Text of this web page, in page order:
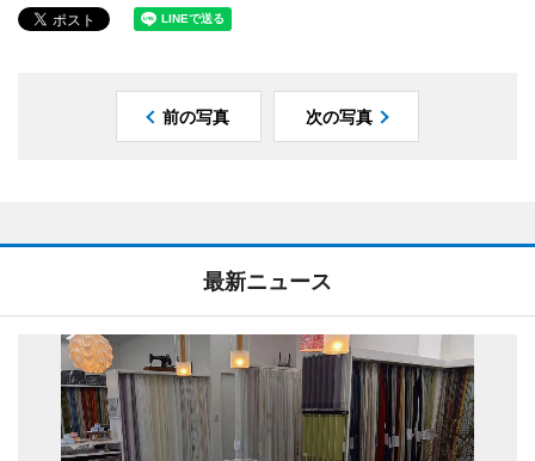
前の写真 次の写真
最新ニュース